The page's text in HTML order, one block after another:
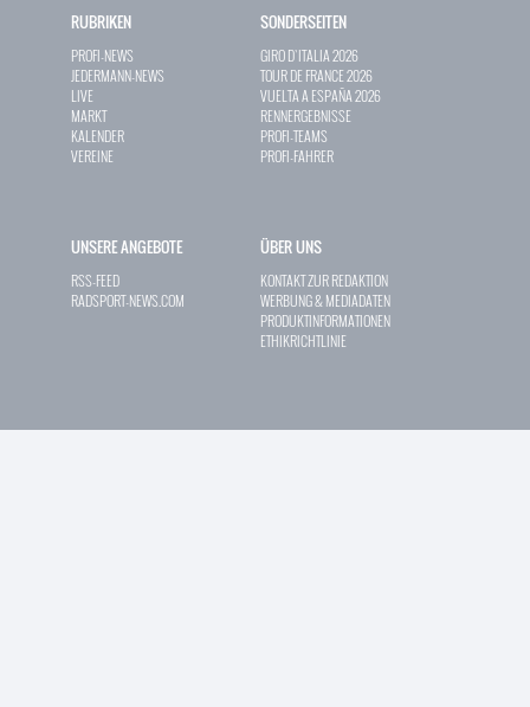
RUBRIKEN
PROFI-NEWS
JEDERMANN-NEWS
LIVE
MARKT
KALENDER
VEREINE
SONDERSEITEN
GIRO D`ITALIA 2026
TOUR DE FRANCE 2026
VUELTA A ESPAÑA 2026
RENNERGEBNISSE
PROFI-TEAMS
PROFI-FAHRER
UNSERE ANGEBOTE
RSS-FEED
RADSPORT-NEWS.COM
ÜBER UNS
KONTAKT ZUR REDAKTION
WERBUNG & MEDIADATEN
PRODUKTINFORMATIONEN
ETHIKRICHTLINIE